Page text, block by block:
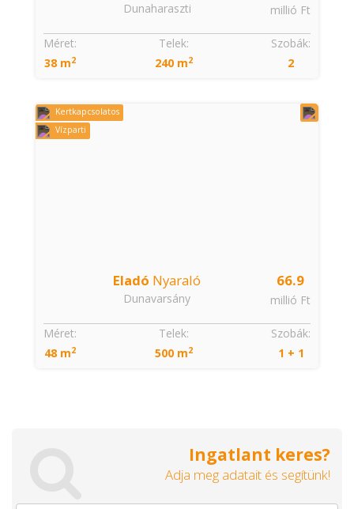
millió Ft
Dunaharaszti
Szobák:
2
Méret:
38 m2
Telek:
240 m2
Kertkapcsolatos
Vízparti
66.9
millió Ft
Eladó Nyaraló
Dunavarsány
Szobák:
1 + 1
Méret:
48 m2
Telek:
500 m2
Ingatlant keres?
Adja meg adatait és segítünk!